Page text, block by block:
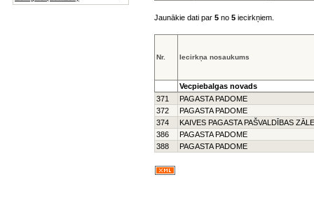
Jaunākie dati par 5 no 5 iecirkņiem.
Nr. Iecirkņa nosaukums
Vecpiebalgas novads
371
PAGASTA PADOME
372
PAGASTA PADOME
374
KAIVES PAGASTA PAŠVALDĪBAS ZĀLE
386
PAGASTA PADOME
388
PAGASTA PADOME